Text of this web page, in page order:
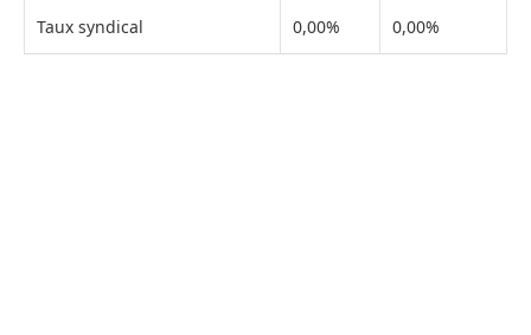
Taux syndical 0,00% 0,00%